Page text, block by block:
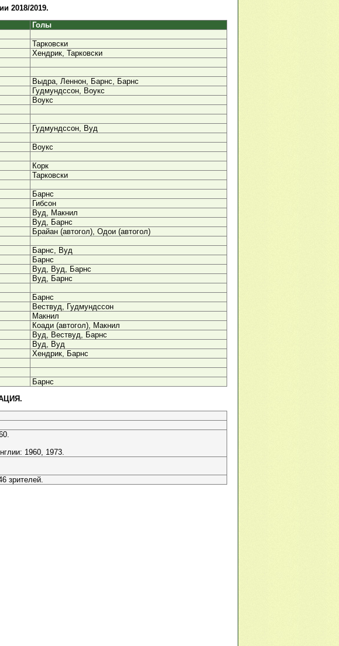
2018/2019.
Голы
Тарковски
Хендрик, Тарковски
Выдра, Леннон, Барнс, Барнс
Гудмундссон, Воукс
Воукс
Гудмундссон, Вуд
Воукс
Корк
Тарковски
Барнс
Гибсон
Вуд, Макнил
Вуд, Барнс
Брайан (автогол), Одои (автогол)
Барнс, Вуд
Барнс
Вуд, Вуд, Барнс
Вуд, Барнс
Барнс
Вествуд, Гудмундссон
Макнил
Коади (автогол), Макнил
Вуд, Вествуд, Барнс
Вуд, Вуд
Хендрик, Барнс
Барнс
1960, 1973.
зрителей.